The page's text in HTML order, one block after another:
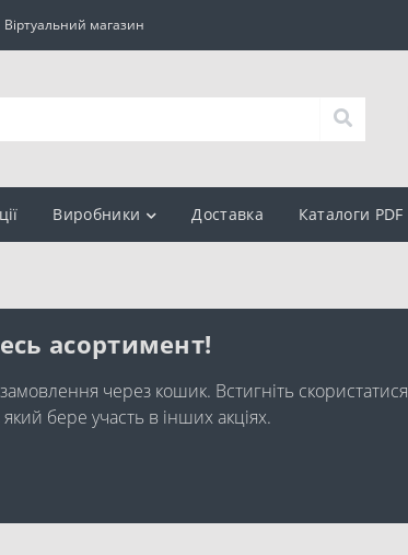
Віртуальний магазин
Виробники Доставка Каталоги PDF
асортимент!
через кошик. Встигніть скористатися
бере участь в інших акціях.